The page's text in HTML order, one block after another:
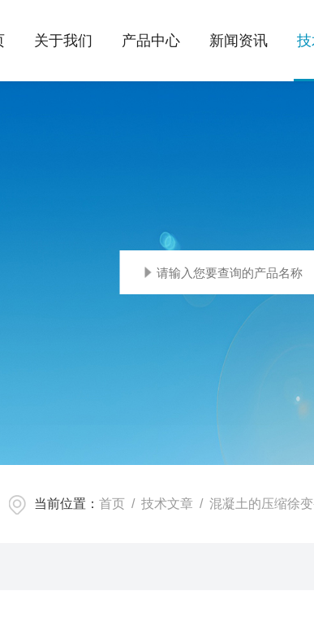
关于我们 产品中心 新闻资讯
当前位置： 首页 / 技术文章 / 混凝土的压缩徐